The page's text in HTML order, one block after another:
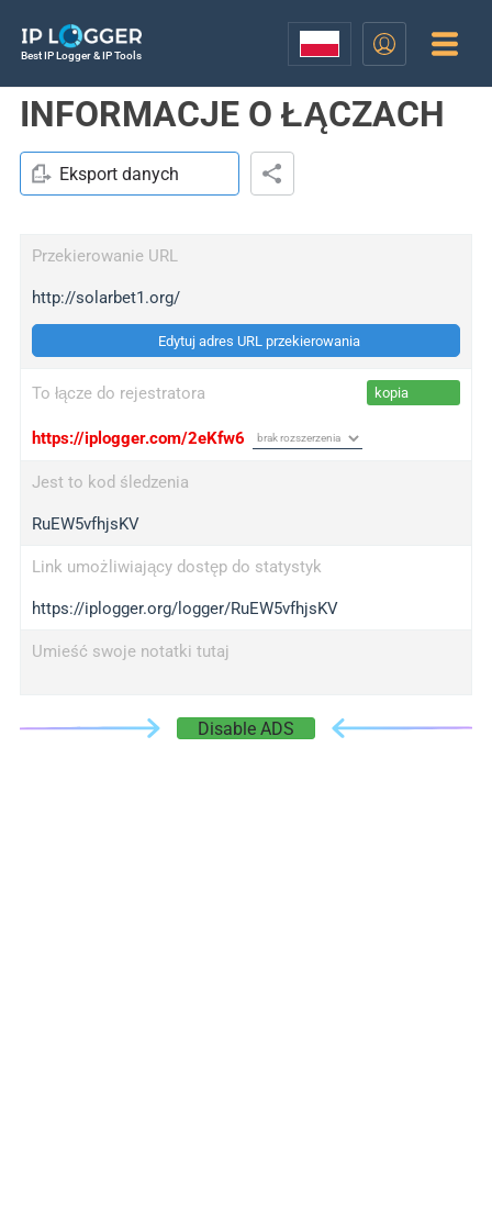
Best IP Logger & IP Tools
INFORMACJE O ŁĄCZACH
Eksport danych
Przekierowanie URL
http://solarbet1.org/
Edytuj adres URL przekierowania
To łącze do rejestratora kopia
https://iplogger.com/2eKfw6
Jest to kod śledzenia
RuEW5vfhjsKV
Link umożliwiający dostęp do statystyk
https://iplogger.org/logger/RuEW5vfhjsKV
Umieść swoje notatki tutaj
Disable ADS